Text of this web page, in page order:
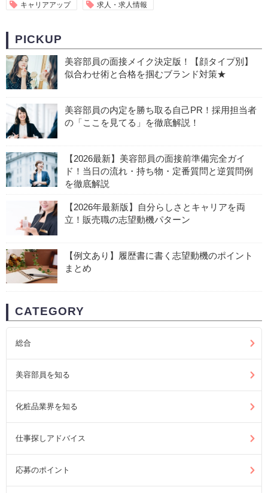
キャリアアップ 求人・求人情報
PICKUP
美容部員の面接メイク決定版！【顔タイプ別】
似合わせ術と合格を掴むブランド対策★
美容部員の内定を勝ち取る自己PR！採用担当者
の「ここを見てる」を徹底解説！
【2026最新】美容部員の面接前準備完全ガイ
ド！当日の流れ・持ち物・定番質問と逆質問例
を徹底解説
【2026年最新版】自分らしさとキャリアを両
立！販売職の志望動機パターン
【例文あり】履歴書に書く志望動機のポイント
まとめ
CATEGORY
総合
美容部員を知る
化粧品業界を知る
仕事探しアドバイス
応募のポイント